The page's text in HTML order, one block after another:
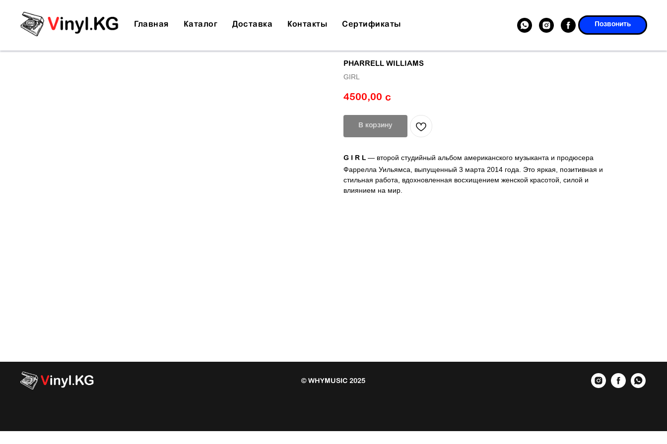
Главная Каталог Доставка Контакты Сертификаты Позвонить
PHARRELL WILLIAMS
GIRL
4500,00 с
В корзину
G I R L — второй студийный альбом американского музыканта и продюсера
Фаррелла Уильямса, выпущенный 3 марта 2014 года. Это яркая, позитивная и
стильная работа, вдохновленная восхищением женской красотой, силой и
влиянием на мир.
© WHYMUSIC 2025